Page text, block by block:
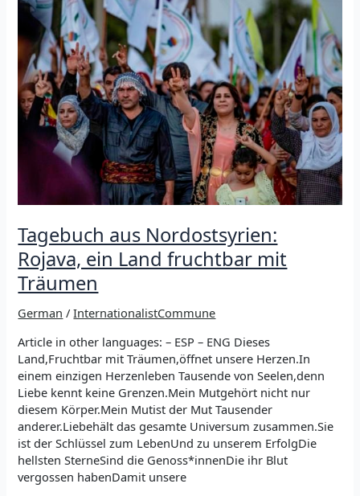
die
Teil
und
in
Solidarität
mit
Revolution
Tagebuch aus Nordostsyrien:
Rojava, ein Land fruchtbar mit
Träumen
German /InternationalistCommune
Article in other languages: – ESP – ENG Dieses
Land,Fruchtbar mit Träumen,öffnet unsere Herzen.In
einem einzigen Herzenleben Tausende von Seelen,denn
Liebe kennt keine Grenzen.Mein Mutgehört nicht nur
diesem Körper.Mein Mutist der Mut Tausender
anderer.Liebehält das gesamte Universum zusammen.Sie
ist der Schlüssel zum LebenUnd zu unserem ErfolgDie
hellsten SterneSind die Genoss*innenDie ihr Blut
vergossen habenDamit unsere